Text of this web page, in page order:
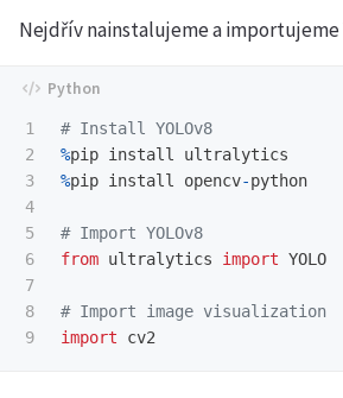
Nejdřív nainstalujeme a importujeme
1
2
3
4
5
6
7
8
%pip install
ultralytics
%pip install opencv-python
from ultralytics import YOLO
import
cv2